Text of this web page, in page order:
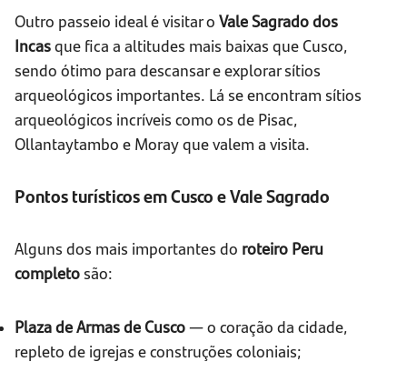
Outro passeio ideal é visitar o Vale Sagrado dos
Incasque fica a altitudes mais baixas que Cusco,
sendo ótimo para descansar e explorar sítios
arqueológicos importantes. Lá se encontram sítios
arqueológicos incríveis como os de Pisac,
Ollantaytambo e Moray que valem a visita.
Pontos turísticos em Cusco e Vale Sagrado
Alguns dos mais importantes do roteiro Peru
completo são:
Plaza de Armas de Cusco— o coração da cidade,
repleto de igrejas e construções coloniais;